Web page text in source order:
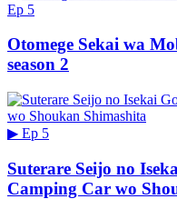
Ep 5
Otomege Sekai wa
season 2
▶ Ep 5
Suterare Seijo no
Camping Car wo